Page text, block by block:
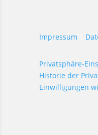
Impressum
Privatsphäre-
Historie der
Einwilligungen